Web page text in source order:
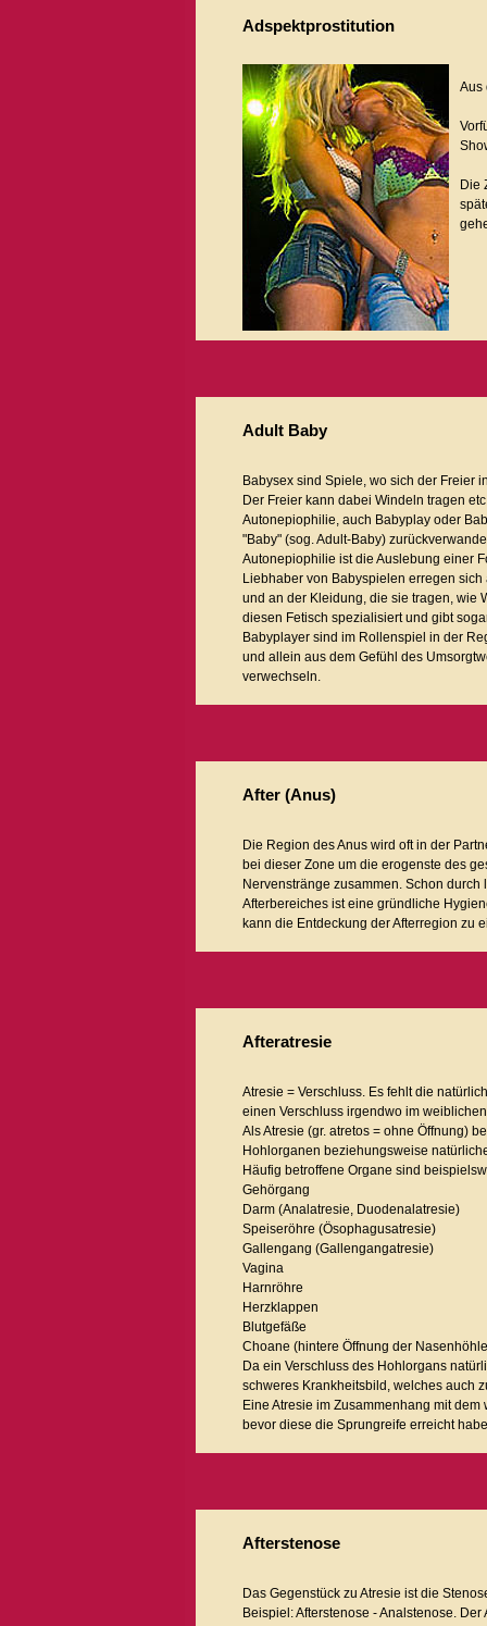
Adspektprostitution
Aus
Die
Adult Baby
Babysex sind Spiele, wo sich der Freier
Der Freier kann dabei Windeln tragen
Autonepiophilie, auch Babyplay oder
"Baby" (sog. Adult-Baby)
Autonepiophilie ist die Auslebung einer
Liebhaber von Babyspielen erregen
und an der Kleidung, die sie tragen, wie
diesen Fetisch spezialisiert und gibt
Babyplayer sind im Rollenspiel in der
und allein aus dem Gefühl des
verwechseln.
After (Anus)
Die Region des Anus wird oft in der
bei dieser Zone um die erogenste des
Nervenstränge zusammen. Schon
Afterbereiches ist eine gründliche
kann die Entdeckung der Afterregion zu
Afteratresie
Atresie = Verschluss. Es fehlt die
einen Verschluss irgendwo im
Als Atresie (gr. atretos = ohne Öffnung)
Hohlorganen beziehungsweise
Häufig betroffene Organe sind
Gehörgang
Darm (Analatresie, Duodenalatresie)
Speiseröhre (Ösophagusatresie)
Gallengang (Gallengangatresie)
Vagina
Harnröhre
Herzklappen
Blutgefäße
Choane (hintere Öffnung der
Da ein Verschluss des Hohlorgans
schweres Krankheitsbild, welches auch
Eine Atresie im Zusammenhang mit
bevor diese die Sprungreife erreicht
Afterstenose
Das Gegenstück zu Atresie ist die
Beispiel: Afterstenose - Analstenose.